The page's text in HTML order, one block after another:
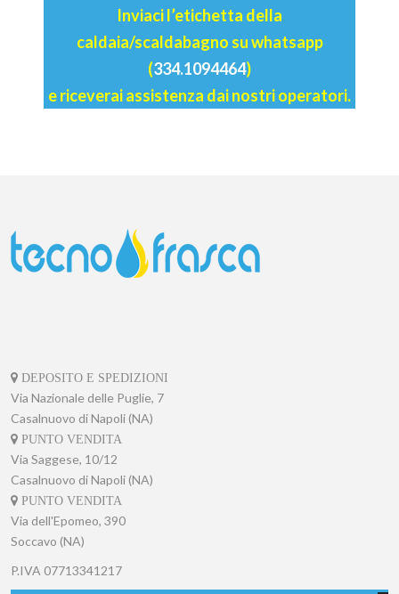
Inviaci l’etichetta della
caldaia/scaldabagno su whatsapp
(334.1094464)
e riceverai assistenza dai nostri operatori.
DEPOSITO E SPEDIZIONI
Via Nazionale delle Puglie, 7
Casalnuovo di Napoli (NA)
PUNTO VENDITA
Via Saggese, 10/12
Casalnuovo di Napoli (NA)
PUNTO VENDITA
Via dell'Epomeo, 390
Soccavo (NA)
P.IVA 07713341217